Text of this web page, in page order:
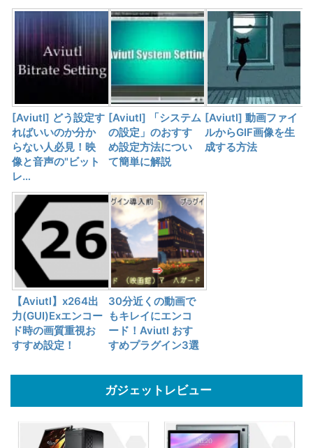
[Aviutl] どう設定す
ればいいのか分か
らない人必見！映
像と音声の"ビット
レ…
[Aviutl] 「システム
の設定」のおすす
め設定方法につい
て簡単に解説
[Aviutl] 動画ファイ
ルからGIF画像を生
成する方法
【Aviutl】x264出
力(GUI)Exエンコー
ド時の画質重視お
すすめ設定！
30分近くの動画で
もキレイにエンコ
ード！Aviutl おす
すめプラグイン3選
ガジェットレビュー